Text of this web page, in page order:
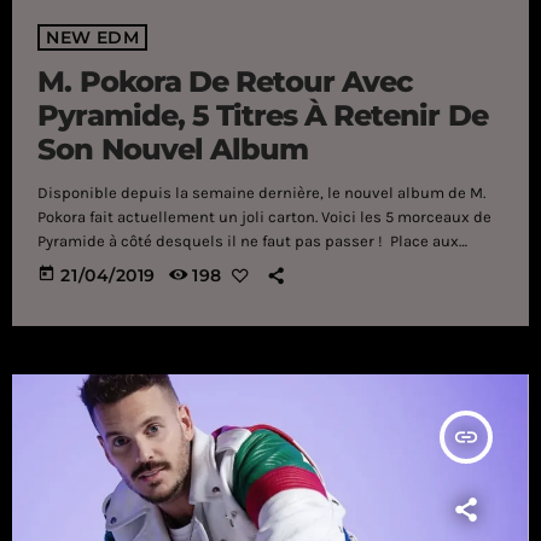
NEW EDM
M. Pokora De Retour Avec
Pyramide, 5 Titres À Retenir De
Son Nouvel Album
Disponible depuis la semaine dernière, le nouvel album de M.
Pokora fait actuellement un joli carton. Voici les 5 morceaux de
Pyramide à côté desquels il ne faut pas passer ! Place aux
notes ! Alors que l'on vous disait un peu plus tôt que le nouvel
album de M. Pokora est officiellement numéro un des ventes en
today 21/04/2019 198
insert_link